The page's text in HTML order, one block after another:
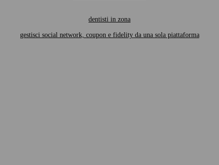
dentisti in zona
gestisci social network, coupon e fidelity da una sola piattaforma